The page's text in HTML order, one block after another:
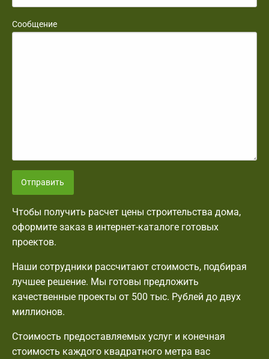
Сообщение
Отправить
Чтобы получить расчет цены строительства дома,
оформите заказ в интернет-каталоге готовых
проектов.
Наши сотрудники рассчитают стоимость, подбирая
лучшее решение. Мы готовы предложить
качественные проекты от 500 тыс. Рублей до двух
миллионов.
Стоимость предоставляемых услуг и конечная
стоимость каждого квадратного метра вас